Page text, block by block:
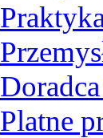
Platne